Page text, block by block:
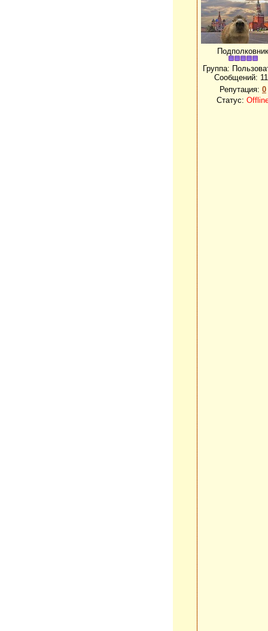
Подполковник
Группа:
Сообщений:
Репутация: 0
Статус: